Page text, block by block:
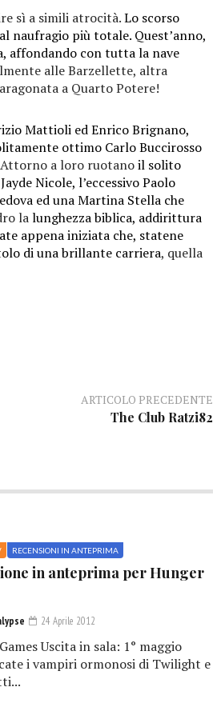
sì a simili atrocità.Lo scorso
naufragio più totale. Quest’anno,
affondando con tutta la nave
alle Barzellette, altra
a Quarto Potere!
Mattioli ed Enrico Brignano,
ottimo Carlo Buccirosso
Attorno a loro ruotanoil solito
Nicole, l’eccessivo Paolo
ed una Martina Stella che
lalunghezza biblica, addirittura
appena iniziata che, statene
di una brillante carriera, quella
ARTICOLO PRECEDENTE
The Club Ratzi82
RECENSIONI IN ANTEPRIMA
in anteprima per Hunger
24 Aprile 2012
Uscita in sala: 1° maggio
i vampiri ormonosi di Twilight e